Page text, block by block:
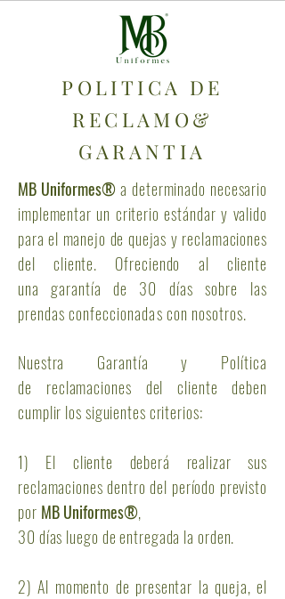
POLITICA DE
RECLAMO&
GARANTIA
MB Uniformes®a determinado necesario
implementar un criterio estándar y valido
para el manejo de quejas y reclamaciones
del cliente. Ofreciendo al cliente
unagarantía de 30 días sobre las
prendas confeccionadas con nosotros.
Nuestra Garantía y Política
de reclamaciones del cliente deben
cumplir los siguientes criterios:
1) El cliente deberá realizar sus
reclamaciones dentro del período previsto
por MB Uniformes®,
30 días luego de entregada la orden.
2) Al momento de presentar la queja, el